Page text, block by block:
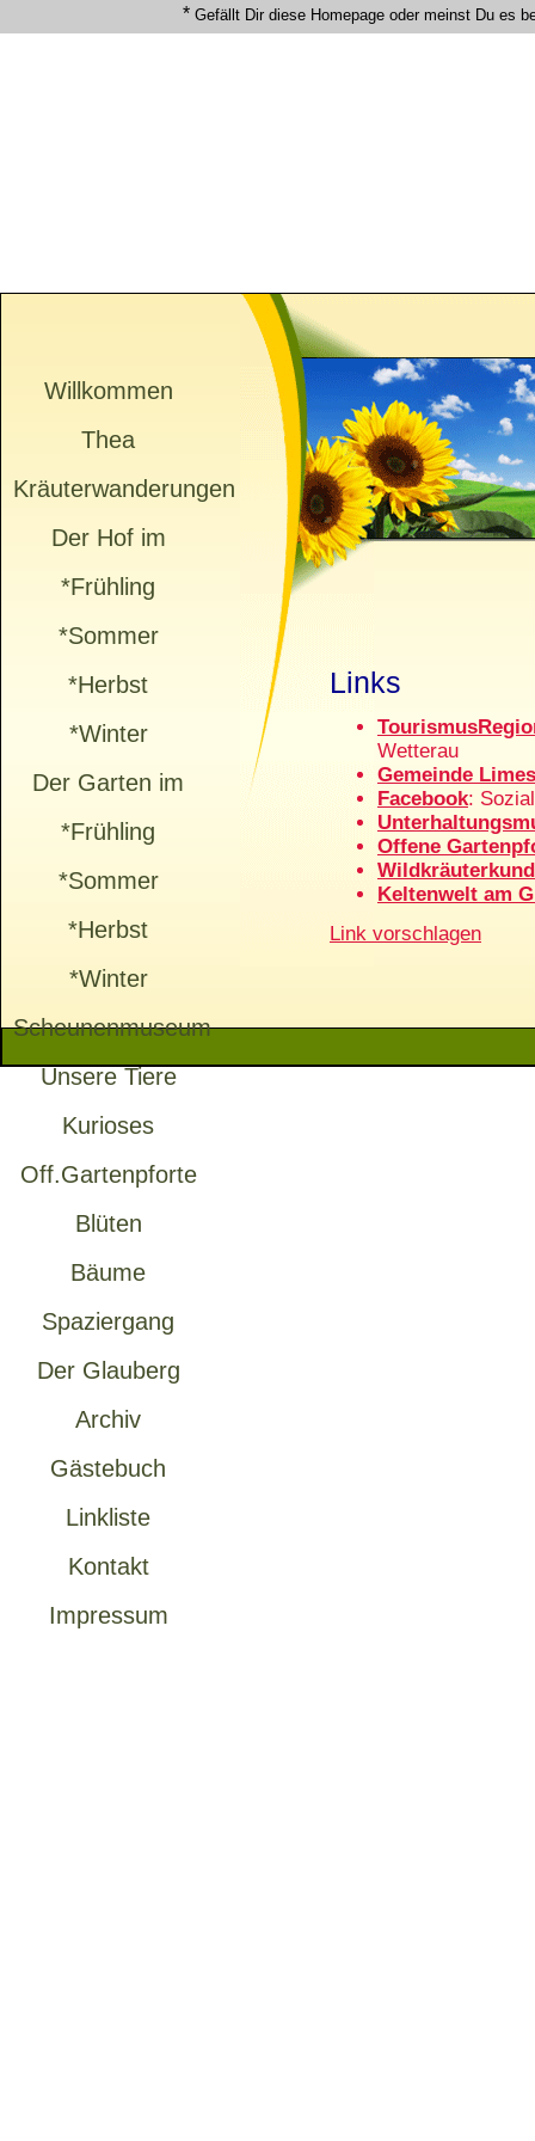
* Gefällt Dir diese Homepage oder meinst Du es
Willkommen
Thea
Kräuterwanderungen
Der Hof im
*Frühling
*Sommer
*Herbst
*Winter
Der Garten im
*Frühling
*Sommer
*Herbst
*Winter
Scheunenmuseum
Unsere Tiere
Kurioses
Off.Gartenpforte
Blüten
Bäume
Spaziergang
Der Glauberg
Archiv
Gästebuch
Linkliste
Kontakt
Impressum
Links
Wetterau
Gemeinde
Facebook:
Offene
Keltenwelt am
Link vorschlagen